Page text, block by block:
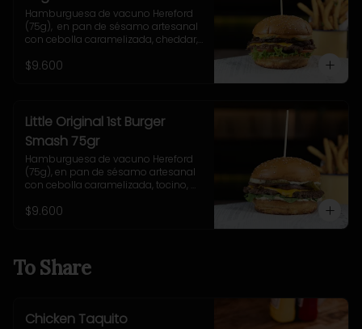
Hamburguesa de vacuno Hereford
(75g),  en pan de sésamo artesanal
con cebolla caramelizada, cheddar,
York. Incluye papas fritas rústicas.
$9.600
Little Original 1st Burger
Smash 75gr
Hamburguesa de vacuno Hereford
(75g), en pan de sésamo artesanal
con cebolla caramelizada, tocino,
casera Uncle Fletch. Incluye papas
$9.600
To Share
Chicken Taquito